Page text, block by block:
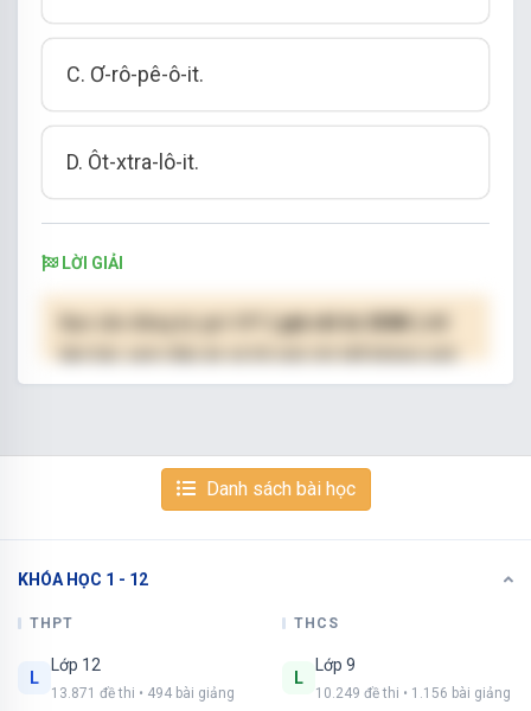
C. Ơ-rô-pê-ô-it.
D. Ôt-xtra-lô-it.
LỜI GIẢI
( giá chỉ từ 250K )
hạn.
Xem tiếp với tài khoản VIP
Còn 9/15 câu hỏi, đáp án và lời giải chi tiết.
Bạn cần đăng ký gói VIP ( giá chỉ từ 250K )
làm bài, xem đáp án và lời giải chi tiết không giới
Danh sách bài học
KHÓA HỌC 1 - 12
THPT
L
Lớp 12
13.871 đề thi • 494 bài giảng
THCS
L
Lớp 9
10.249 đề thi • 1.156 bài giảng